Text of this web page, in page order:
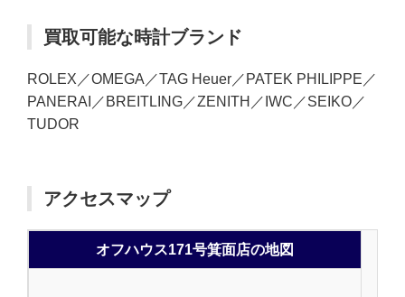
買取可能な時計ブランド
ROLEX／OMEGA／TAG Heuer／PATEK PHILIPPE／
PANERAI／BREITLING／ZENITH／IWC／SEIKO／
TUDOR
アクセスマップ
オフハウス171号箕面店の地図